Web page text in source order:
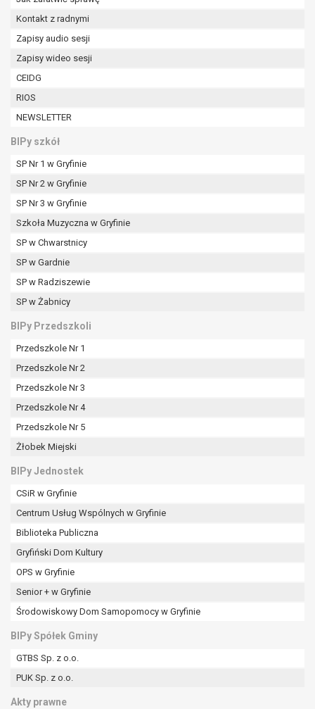
Kontakt z radnymi
Zapisy audio sesji
Zapisy wideo sesji
CEIDG
RIOS
NEWSLETTER
BIPy szkół
SP Nr 1 w Gryfinie
SP Nr 2 w Gryfinie
SP Nr 3 w Gryfinie
Szkoła Muzyczna w Gryfinie
SP w Chwarstnicy
SP w Gardnie
SP w Radziszewie
SP w Żabnicy
BIPy Przedszkoli
Przedszkole Nr 1
Przedszkole Nr 2
Przedszkole Nr 3
Przedszkole Nr 4
Przedszkole Nr 5
Żłobek Miejski
BIPy Jednostek
CSiR w Gryfinie
Centrum Usług Wspólnych w Gryfinie
Biblioteka Publiczna
Gryfiński Dom Kultury
OPS w Gryfinie
Senior + w Gryfinie
Środowiskowy Dom Samopomocy w Gryfinie
BIPy Spółek Gminy
GTBS Sp. z o.o.
PUK Sp. z o.o.
Akty prawne